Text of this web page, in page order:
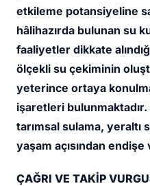
etkileme potansiyeline
hâlihazırda bulunan su
faaliyetler dikkate
ölçekli su çekiminin
yeterince ortaya
işaretleri
tarımsal sulama, yeraltı
yaşam açısından
ÇAĞRI VE TAKİP